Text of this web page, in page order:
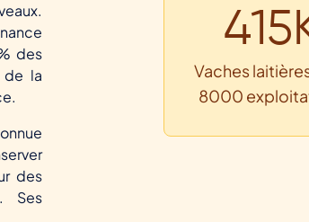
des
de la
des
Ses
Vaches
8000